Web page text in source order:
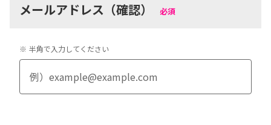
メールアドレス（確認） 必須
※ 半角で入力してください